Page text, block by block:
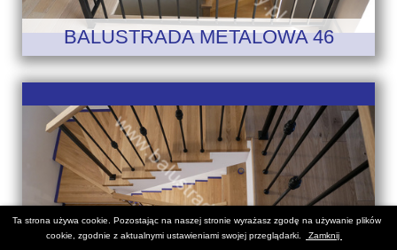
BALUSTRADA METALOWA 46
Ta strona używa cookie. Pozostając na naszej stronie wyrażasz zgodę na używanie plików
cookie, zgodnie z aktualnymi ustawieniami swojej przeglądarki.
Zamknij